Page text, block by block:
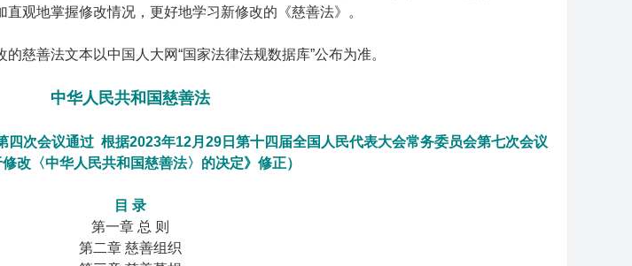
观地掌握修改情况，更好地学习新修改的《慈善法》。
慈善法文本以中国人大网“国家法律法规数据库”公布为准。
中华人民共和国慈善法
四次会议通过 根据2023年12月29日第十四届全国人民代表大会常务委员会第七次会议
修改〈中华人民共和国慈善法〉的决定》修正）
目 录
第一章 总 则
第二章 慈善组织